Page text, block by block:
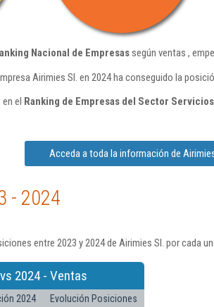
Nacional de Empresassegún ventas ,
Airimies Sl. en 2024 ha conseguido la
el Ranking de Empresas del Sector
Acceda a toda la información de
- 2024
entre 2023 y 2024 de Airimies Sl. por cada
2024 - Ventas
2024
Evolución Posiciones